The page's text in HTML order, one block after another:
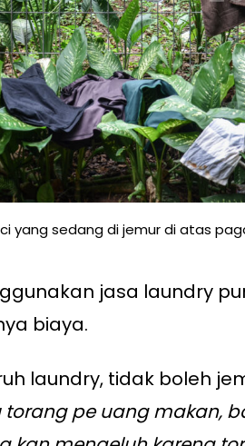
yang sedang di jemur di atas
jasa laundry
biaya.
laundry, tidak boleh
torang pe uang makan,